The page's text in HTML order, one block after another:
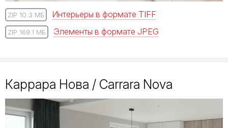
ZIP 10.3 МБ Интерьеры в формате TIFF
ZIP 169.1 МБ Элементы в формате JPEG
Каррара Нова / Carrara Nova